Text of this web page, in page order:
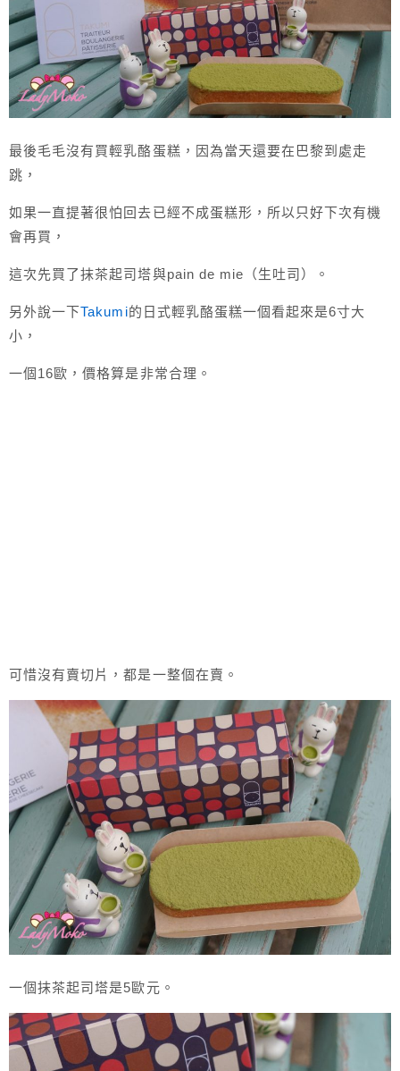
最後毛毛沒有買輕乳酪蛋糕，因為當天還要在巴黎到處走
跳，
如果一直提著很怕回去已經不成蛋糕形，所以只好下次有機
會再買，
這次先買了抹茶起司塔與pain de mie（生吐司）。
另外說一下Takumi的日式輕乳酪蛋糕一個看起來是6寸大
小，
一個16歐，價格算是非常合理。
可惜沒有賣切片，都是一整個在賣。
一個抹茶起司塔是5歐元。